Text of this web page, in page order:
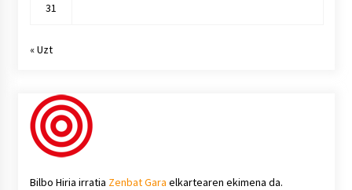
31
« Uzt
Bilbo Hiria irratia Zenbat Gara elkartearen ekimena da.